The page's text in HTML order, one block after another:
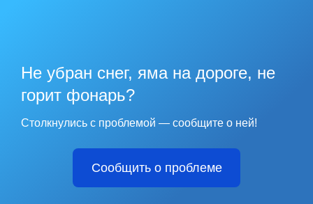
Не убран снег, яма на дороге, не
горит фонарь?
Столкнулись с проблемой — сообщите о ней!
Сообщить о проблеме